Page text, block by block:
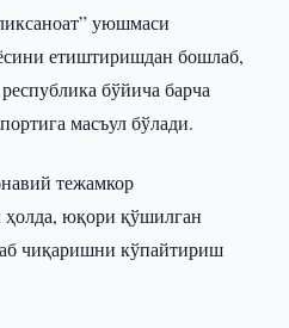
уюшмаси
етиштиришдан бошлаб,
бўйича барча
масъул бўлади.
тежамкор
ҳолда, юқори қўшилган
чиқаришни кўпайтириш